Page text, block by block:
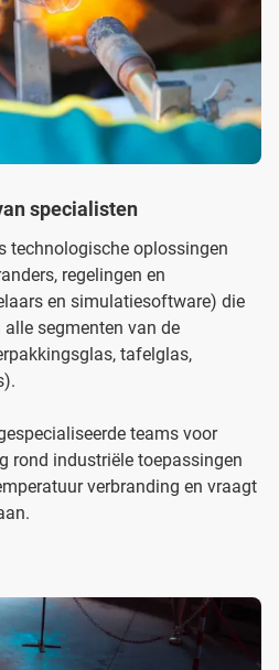
specialisten
technologische oplossingen
regelingen en
en simulatiesoftware) die
segmenten van de
tafelglas,
teams voor
rond industriële toepassingen
verbranding en vraagt